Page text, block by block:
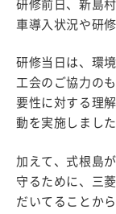
研修前日、新島
車導入状況や研
研修当日は、環
工会のご協力の
要性に対する理
動を実施しました
加えて、式根島
守るために、三
だいてることか